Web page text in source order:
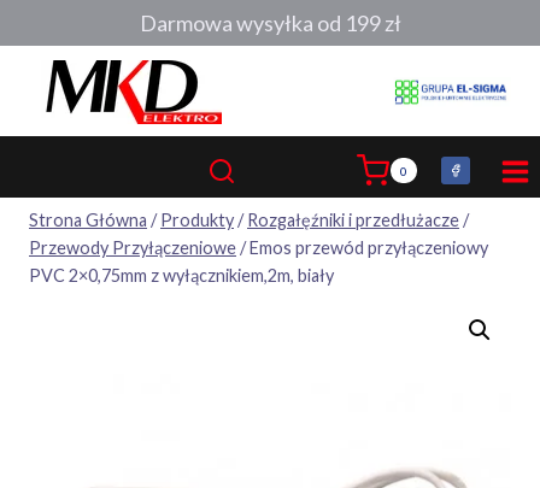
do
0
Strona Główna / Produkty/ Rozgałęźniki i przedłużacze/
Przewody Przyłączeniowe/Emos przewód przyłączeniowy
PVC 2×0,75mm z wyłącznikiem,2m, biały
Darmowa wysyłka od 199 zł